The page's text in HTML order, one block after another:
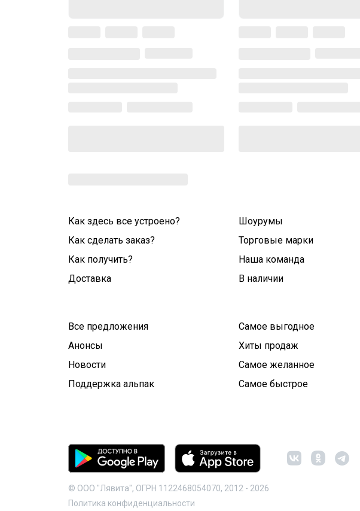
Как здесь все устроено?
Как сделать заказ?
Как получить?
Доставка
Шоурумы
Торговые марки
Наша команда
В наличии
Все предложения
Анонсы
Новости
Поддержка альпак
Самое выгодное
Хиты продаж
Самое желанное
Самое быстрое
© ООО "Лявита", ОГРН 1122468054070, 2012 - 2026
Политика конфиденциальности